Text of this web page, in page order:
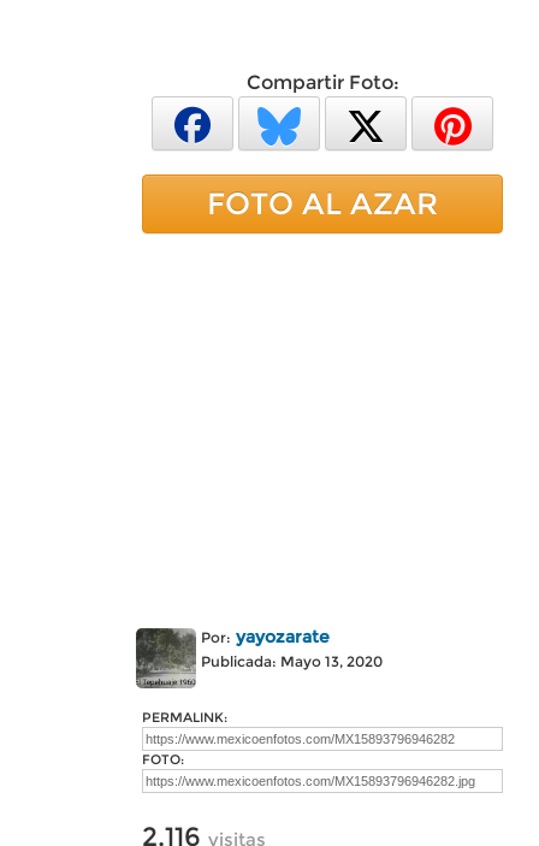
Compartir Foto:
FOTO AL AZAR
Por: yayozarate
Publicada: Mayo 13, 2020
PERMALINK:
FOTO:
2,116 visitas